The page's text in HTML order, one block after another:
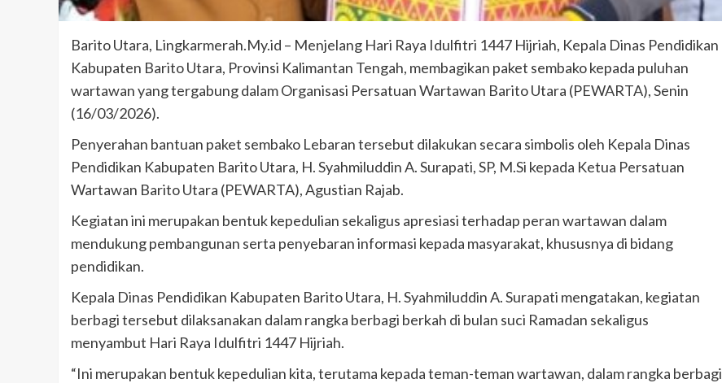
Barito Utara, Lingkarmerah.My.id – Menjelang Hari Raya Idulfitri 1447 Hijriah, Kepala Dinas Pendidikan
Kabupaten Barito Utara, Provinsi Kalimantan Tengah, membagikan paket sembako kepada puluhan
wartawan yang tergabung dalam Organisasi Persatuan Wartawan Barito Utara (PEWARTA), Senin
(16/03/2026).
Penyerahan bantuan paket sembako Lebaran tersebut dilakukan secara simbolis oleh Kepala Dinas
Pendidikan Kabupaten Barito Utara, H. Syahmiluddin A. Surapati, SP, M.Si kepada Ketua Persatuan
Wartawan Barito Utara (PEWARTA), Agustian Rajab.
Kegiatan ini merupakan bentuk kepedulian sekaligus apresiasi terhadap peran wartawan dalam
mendukung pembangunan serta penyebaran informasi kepada masyarakat, khususnya di bidang
pendidikan.
Kepala Dinas Pendidikan Kabupaten Barito Utara, H. Syahmiluddin A. Surapati mengatakan, kegiatan
berbagi tersebut dilaksanakan dalam rangka berbagi berkah di bulan suci Ramadan sekaligus
menyambut Hari Raya Idulfitri 1447 Hijriah.
“Ini merupakan bentuk kepedulian kita, terutama kepada teman-teman wartawan, dalam rangka berbagi